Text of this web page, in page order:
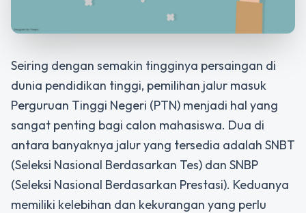
Seiring dengan semakin tingginya persaingan di
dunia pendidikan tinggi, pemilihan jalur masuk
Perguruan Tinggi Negeri (PTN) menjadi hal yang
sangat penting bagi calon mahasiswa. Dua di
antara banyaknya jalur yang tersedia adalah SNBT
(Seleksi Nasional Berdasarkan Tes) dan SNBP
(Seleksi Nasional Berdasarkan Prestasi). Keduanya
memiliki kelebihan dan kekurangan yang perlu